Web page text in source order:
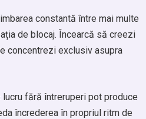
constantă între mai multe
de blocaj. Încearcă să creezi
concentrezi exclusiv asupra
fără întreruperi pot produce
încrederea în propriul ritm de